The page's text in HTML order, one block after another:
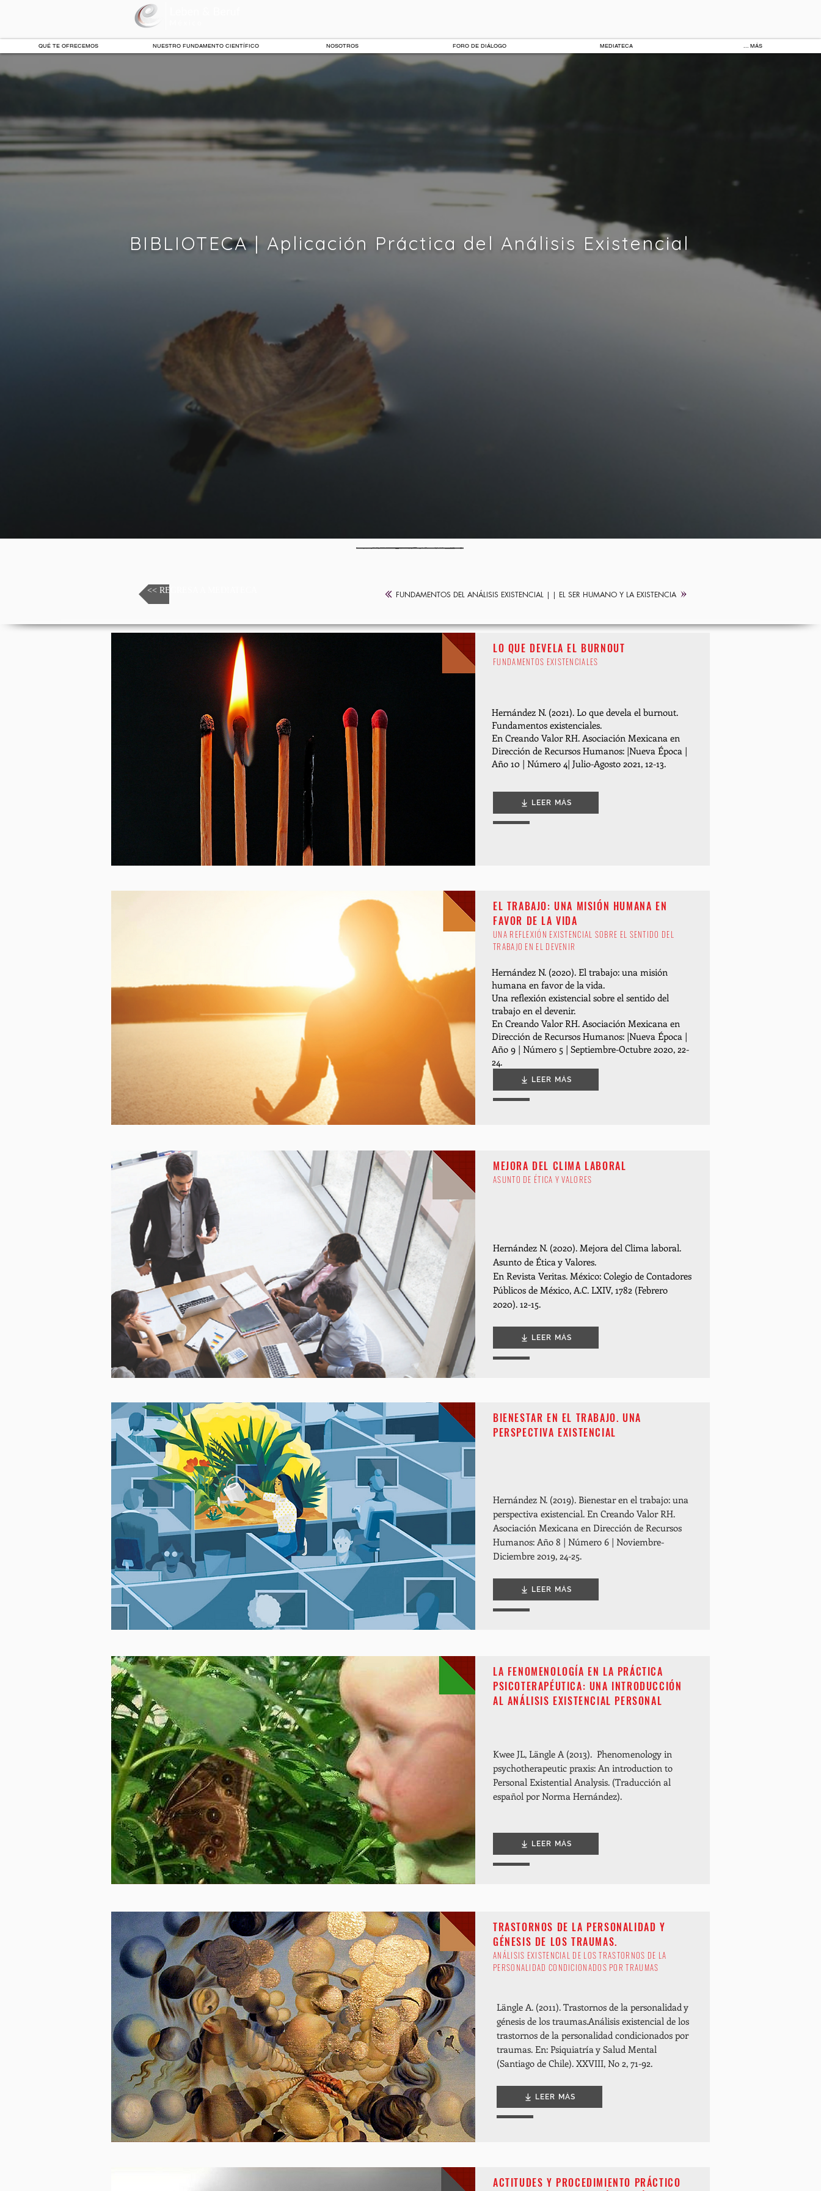
QUÉ TE OFRECEMOS NUESTRO FUNDAMENTO CIENTÍFICO NOSOTROS FORO DE DIÁLOGO MEDIATECA ... MÁS
BIBLIOTECA | Aplicación Práctica del Análisis Existencial
<< REGRESA A MEDIATECA FUNDAMENTOS DEL ANÁLISIS EXISTENCIAL | | EL SER HUMANO Y LA EXISTENCIA
LO QUE DEVELA EL BURNOUT
FUNDAMENTOS EXISTENCIALES
Hernández N. (2021). Lo que devela el burnout.
Fundamentos existenciales.
En Creando Valor RH. Asociación Mexicana en
Dirección de Recursos Humanos: |Nueva Época |
Año 10 | Número 4| Julio-Agosto 2021, 12-13.
LEER MÁS
EL TRABAJO: UNA MISIÓN HUMANA EN
FAVOR DE LA VIDA
UNA REFLEXIÓN EXISTENCIAL SOBRE EL SENTIDO DEL
TRABAJO EN EL DEVENIR
Hernández N. (2020). El trabajo: una misión
humana en favor de la vida.
Una reflexión existencial sobre el sentido del
trabajo en el devenir.
En Creando Valor RH. Asociación Mexicana en
Dirección de Recursos Humanos: |Nueva Época |
Año 9 | Número 5 | Septiembre-Octubre 2020, 22-
24.
LEER MÁS
MEJORA DEL CLIMA LABORAL
ASUNTO DE ÉTICA Y VALORES
Hernández N. (2020). Mejora del Clima laboral.
Asunto de Ética y Valores.
En Revista Veritas. México: Colegio de Contadores
Públicos de México, A.C. LXIV, 1782 (Febrero
2020). 12-15.
LEER MÁS
BIENESTAR EN EL TRABAJO. UNA
PERSPECTIVA EXISTENCIAL
Hernández N. (2019). Bienestar en el trabajo: una
perspectiva existencial. En Creando Valor RH.
Asociación Mexicana en Dirección de Recursos
Humanos: Año 8 | Número 6 | Noviembre-
Diciembre 2019, 24-25.
LEER MÁS
LA FENOMENOLOGÍA EN LA PRÁCTICA
PSICOTERAPÉUTICA: UNA INTRODUCCIÓN
AL ANÁLISIS EXISTENCIAL PERSONAL
Kwee JL, Längle A (2013). Phenomenology in
psychotherapeutic praxis: An introduction to
Personal Existential Analysis. (Traducción al
español por Norma Hernández).
LEER MÁS
TRASTORNOS DE LA PERSONALIDAD Y
GÉNESIS DE LOS TRAUMAS.
ANÁLISIS EXISTENCIAL DE LOS TRASTORNOS DE LA
PERSONALIDAD CONDICIONADOS POR TRAUMAS
Längle A. (2011). Trastornos de la personalidad y
génesis de los traumas.Análisis existencial de los
trastornos de la personalidad condicionados por
traumas.En: Psiquiatría y Salud Mental
(Santiago de Chile). XXVIII, No 2, 71-92.
LEER MÁS
ACTITUDES Y PROCEDIMIENTO PRÁCTICO